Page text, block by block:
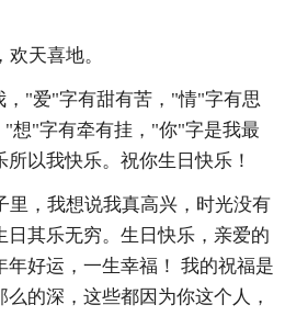
天喜地。
"爱"字有甜有苦，"情"字有思
想"字有牵有挂，"你"字是我最
以我快乐。祝你生日快乐！
里，我想说我真高兴，时光没有
日其乐无穷。生日快乐，亲爱的
年好运，一生幸福！ 我的祝福是
的深，这些都因为你这个人，